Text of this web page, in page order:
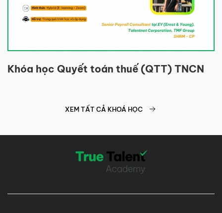
Khóa học Quyết toán thuế (QTT) TNCN
XEM TẤT CẢ KHOÁ HỌC